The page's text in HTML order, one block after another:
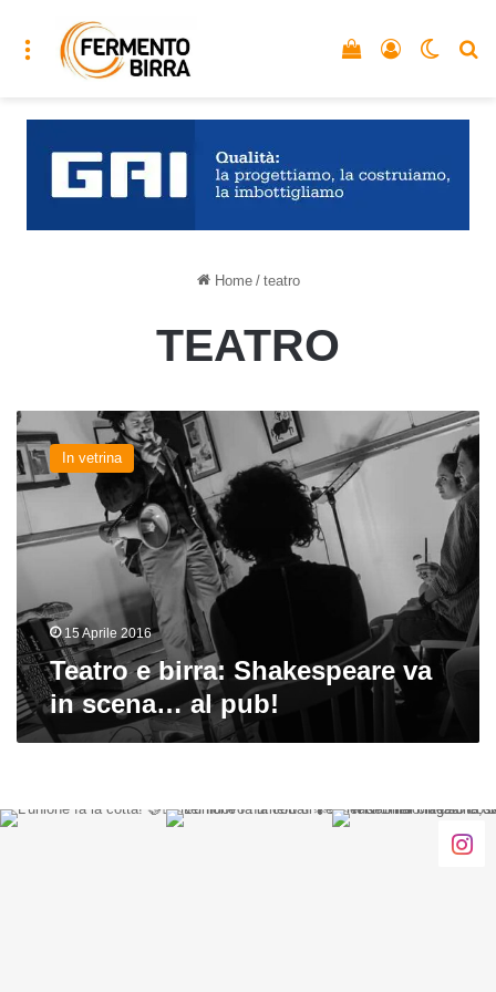
Menu Accedi
Vedi il carrello
Home / teatro
TEATRO
Teatro
e
birra:
Shakespeare
in
pub!
In vetrina
15 Aprile 2016
Teatro e birra: Shakespeare va
in scena… al pub!